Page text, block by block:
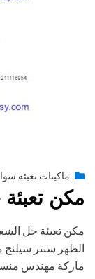
byengmansyPostedأغسطس 27, 2020
ماكينات تعبئة
مكن
ماركة مهندس